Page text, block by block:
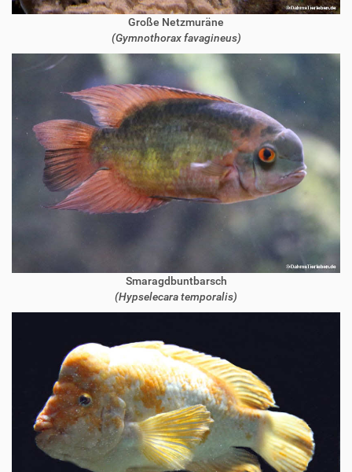
Große Netzmuräne
(Gymnothorax favagineus)
Smaragdbuntbarsch
(Hypselecara temporalis)